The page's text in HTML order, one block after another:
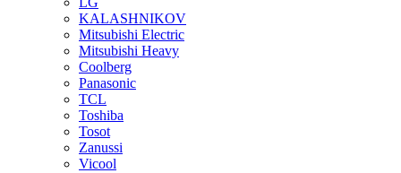
KALASHNIKOV
Mitsubishi Electric
Mitsubishi Heavy
Сoolberg
Panasonic
TCL
Toshiba
Tosot
Zanussi
Vicool